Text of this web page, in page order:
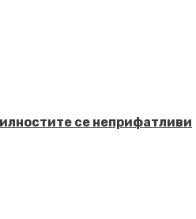
се неприфатливи